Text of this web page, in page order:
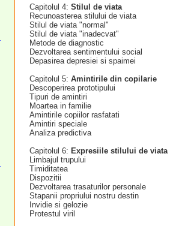
Capitolul 4: Stilul de viata
Recunoasterea stilului de viata
Stilul de viata "normal"
Stilul de viata "inadecvat"
Metode de diagnostic
Dezvoltarea sentimentului social
Depasirea depresiei si spaimei
Capitolul 5: Amintirile din copilarie
Descoperirea prototipului
Tipuri de amintiri
Moartea in familie
Amintirile copiilor rasfatati
Amintiri speciale
Analiza predictiva
Capitolul 6: Expresiile stilului de viata
Limbajul trupului
Timiditatea
Dispozitii
Dezvoltarea trasaturilor personale
Stapanii propriului nostru destin
Invidie si gelozie
Protestul viril